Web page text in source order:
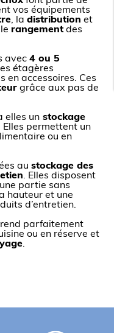
vos équipements
, la distribution et
rangement des
avec 4 ou 5
étagères
en accessoires. Ces
grâce aux pas de
elles un stockage
permettent un
ou en
au stockage des
. Elles disposent
partie sans
hauteur et une
d’entretien.
parfaitement
ou en réserve et
.